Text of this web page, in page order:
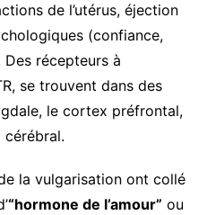
de l’utérus, éjection
(confiance,
récepteurs à
se trouvent dans des
le cortex préfrontal,
cérébral.
la vulgarisation ont collé
“hormone de l’amour” ou